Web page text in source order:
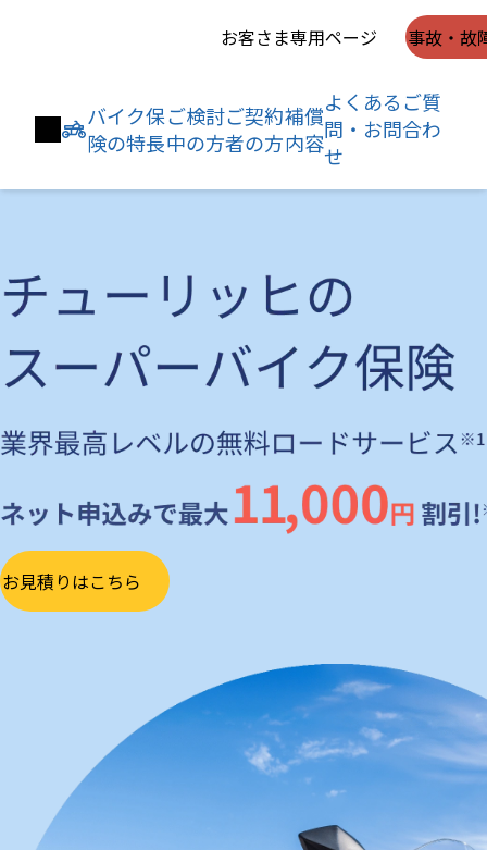
お客さま専用ページ 事故・故
バイク保
険の特長
ご検討
中の方
ご契約
者の方
補償
内容
よくあるご質
問・お問合わ
せ
お見積りはこちら